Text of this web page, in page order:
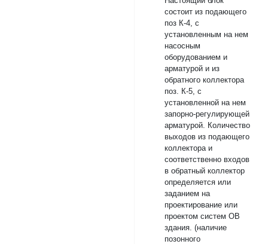
состоит из подающего
поз К-4, с
установленным на нем
насосным
оборудованием и
арматурой и из
обратного коллектора
поз. К-5, с
установленной на нем
запорно-регулирующей
арматурой. Количество
выходов из подающего
коллектора и
соответственно входов
в обратный коллектор
определяется или
заданием на
проектирование или
проектом систем ОВ
здания. (наличие
позонного